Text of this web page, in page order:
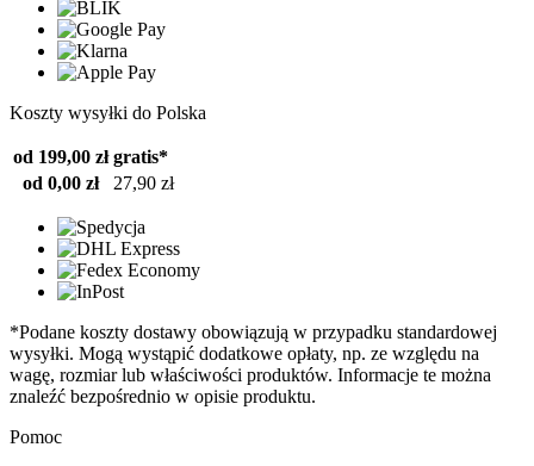
Koszty wysyłki do Polska
od 199,00 zł gratis*
od 0,00 zł
27,90 zł
*Podane koszty dostawy obowiązują w przypadku standardowej
wysyłki. Mogą wystąpić dodatkowe opłaty, np. ze względu na
wagę, rozmiar lub właściwości produktów. Informacje te można
znaleźć bezpośrednio w opisie produktu.
Pomoc